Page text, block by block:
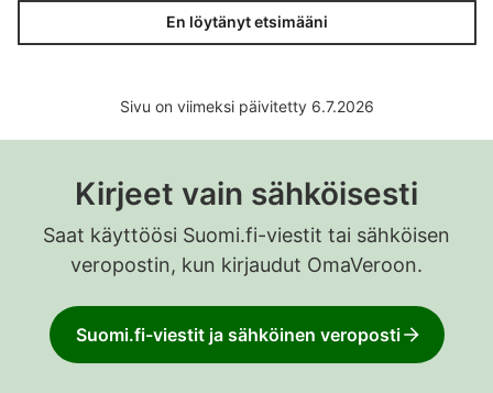
En löytänyt etsimääni
Sivu on viimeksi päivitetty 6.7.2026
Kirjeet vain sähköisesti
Saat käyttöösi Suomi.fi-viestit tai sähköisen
veropostin, kun kirjaudut OmaVeroon.
Suomi.fi-viestit ja sähköinen veroposti